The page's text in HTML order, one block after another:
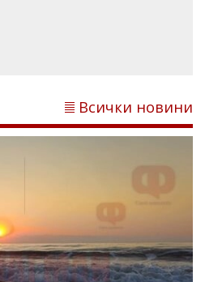
Всички новини